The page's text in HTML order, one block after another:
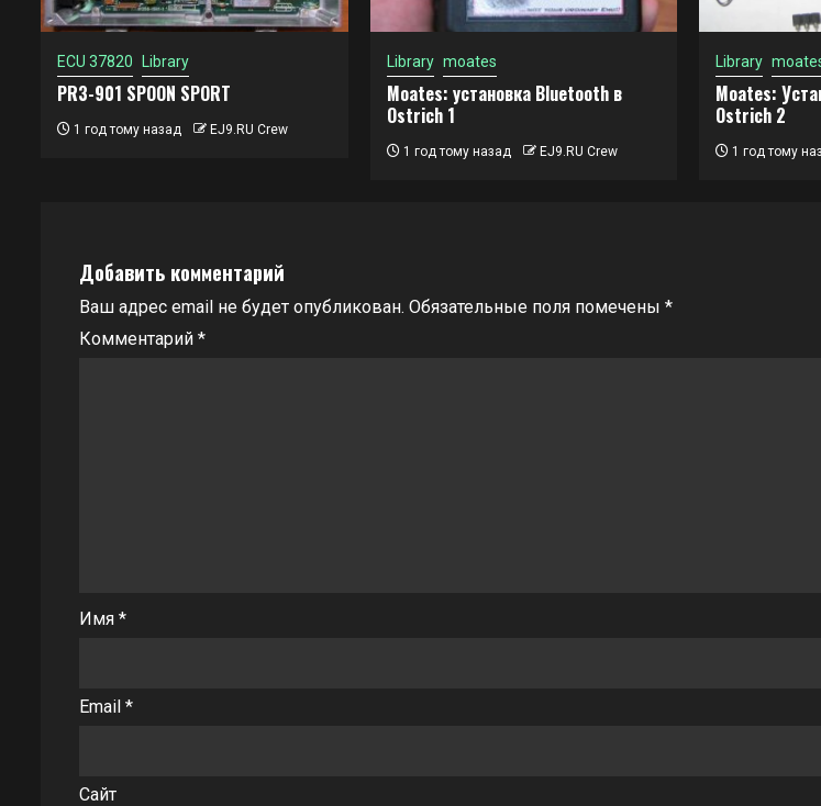
ECU 37820 Library
PR3-901 SPOON SPORT
1 год тому назад EJ9.RU Crew
Library moates
Moates: установка Bluetooth в
Ostrich 1
1 год тому назад EJ9.RU Crew
Library
Moates:
Ostrich 2
1 год тому
Добавить комментарий
Ваш адрес email не будет опубликован. Обязательные поля помечены *
Комментарий *
Имя *
Email *
Сайт